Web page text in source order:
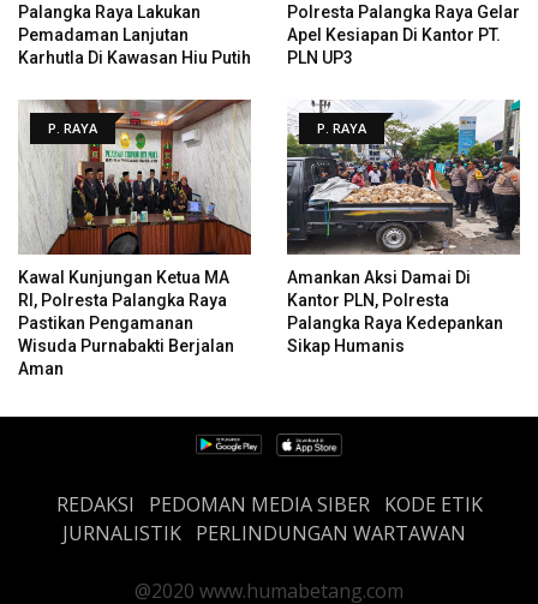
Palangka Raya Lakukan
Pemadaman Lanjutan
Karhutla Di Kawasan Hiu Putih
Polresta Palangka Raya Gelar
Apel Kesiapan Di Kantor PT.
PLN UP3
P. RAYA
Kawal Kunjungan Ketua MA
RI, Polresta Palangka Raya
Pastikan Pengamanan
Wisuda Purnabakti Berjalan
Aman
P. RAYA
Amankan Aksi Damai Di
Kantor PLN, Polresta
Palangka Raya Kedepankan
Sikap Humanis
REDAKSI PEDOMAN MEDIA SIBER
KODE ETIK
JURNALISTIK PERLINDUNGAN WARTAWAN
@2020 www.humabetang.com